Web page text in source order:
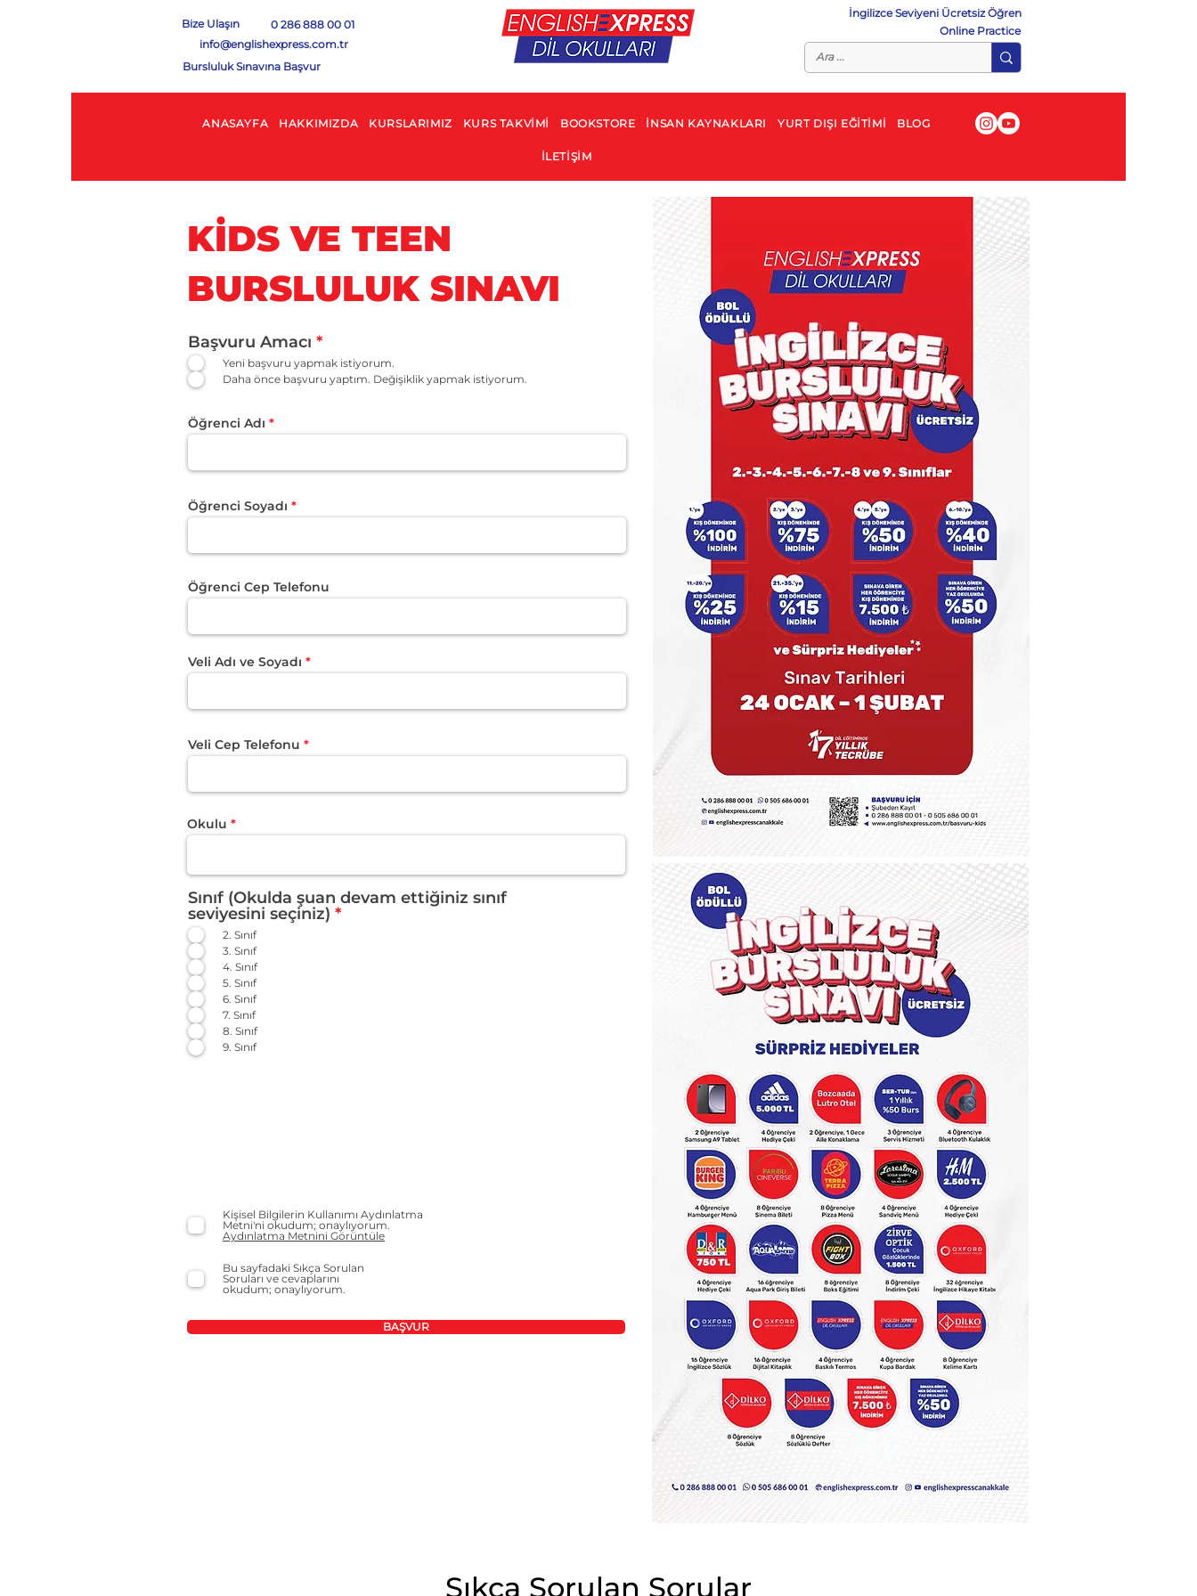
Bize Ulaşın
0 286 888 00 01
info@englishexpress.com.tr
Bursluluk Sınavına Başvur
İngilizce Seviyeni Ücretsiz Öğren
Online Practice
ANASAYFA HAKKIMIZDA KURSLARIMIZ KURS TAKVİMİ BOOKSTORE İNSAN KAYNAKLARI YURT DIŞI EĞİTİMİ BLOG
İLETİŞİM
KİDS VE TEEN
BURSLULUK SINAVI
Başvuru Amacı *
Yeni başvuru yapmak istiyorum.
Daha önce başvuru yaptım. Değişiklik yapmak istiyorum.
Öğrenci Adı
Öğrenci Soyadı
Öğrenci Cep Telefonu
Veli Adı ve Soyadı
Veli Cep Telefonu
Okulu
Sınıf (Okulda şuan devam ettiğiniz sınıf
seviyesini seçiniz) *
2. Sınıf
3. Sınıf
4. Sınıf
5. Sınıf
6. Sınıf
7. Sınıf
8. Sınıf
9. Sınıf
Kişisel Bilgilerin Kullanımı Aydınlatma
Metni'ni okudum; onaylıyorum.
Aydınlatma Metnini Görüntüle
Bu sayfadaki Sıkça Sorulan
Soruları ve cevaplarını
okudum; onaylıyorum.
BAŞVUR
Sıkça Sorulan Sorular